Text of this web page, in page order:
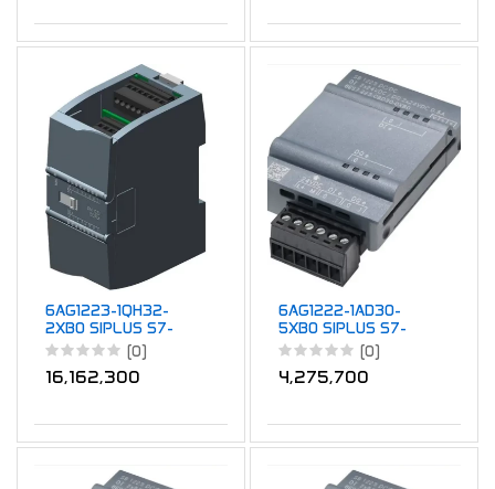
6AG1223-1QH32-
2XB0 SIPLUS S7-
1200 SM 1223 8DI
AC/8DQ RLY
(0)
16,162,300
6AG1222-1AD30-
5XB0 SIPLUS S7-
1200 SB 1222 4DQ
(0)
4,275,700